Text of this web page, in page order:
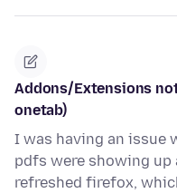
Addons/Extensions
onetab)
I was having an issue
pdfs were showing up
refreshed firefox,